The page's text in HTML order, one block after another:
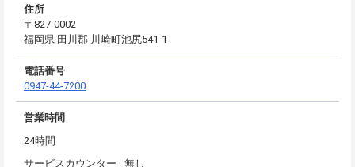
住所
〒827-0002
福岡県 田川郡 川崎町池尻541-1
電話番号
0947-44-7200
営業時間
24時間
サービスカウンター
無し